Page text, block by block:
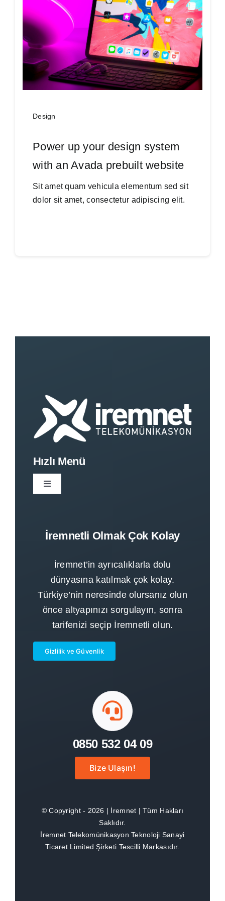
SSS
İletişim
Design
Power up your design system
with an Avada prebuilt website
Sit amet quam vehicula elementum sed sit
dolor sit amet, consectetur adipiscing elit.
Hızlı Menü
Toggle
Navigation
Altyapı Sorgula
İremnetli Ol
İremnetli Olmak Çok Kolay
İremnet’in ayrıcalıklarla dolu
dünyasına katılmak çok kolay.
Türkiye’nin neresinde olursanız olun
önce altyapınızı sorgulayın, sonra
tarifenizi seçip İremnetli olun.
Gizlilik ve Güvenlik
0850 532 04 09
Bize Ulaşın!
© Copyright - 2026 | İremnet | Tüm Hakları
Saklıdır.
İremnet Telekomünikasyon Teknoloji Sanayi
Ticaret Limited Şirketi Tescilli Markasıdır.